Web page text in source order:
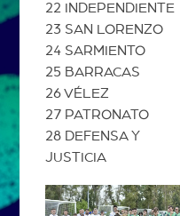
22 INDEPENDIENTE
23 SAN LORENZO
24 SARMIENTO
25 BARRACAS
26 VÉLEZ
27 PATRONATO
28 DEFENSA Y
JUSTICIA